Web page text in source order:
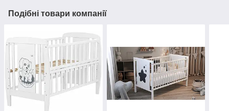
Подібні товари компанії